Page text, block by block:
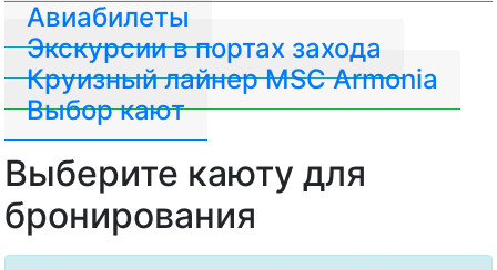
Авиабилеты
Экскурсии в портах захода
Круизный лайнер MSC Armonia
Выбор кают
Выберите каюту для
бронирования